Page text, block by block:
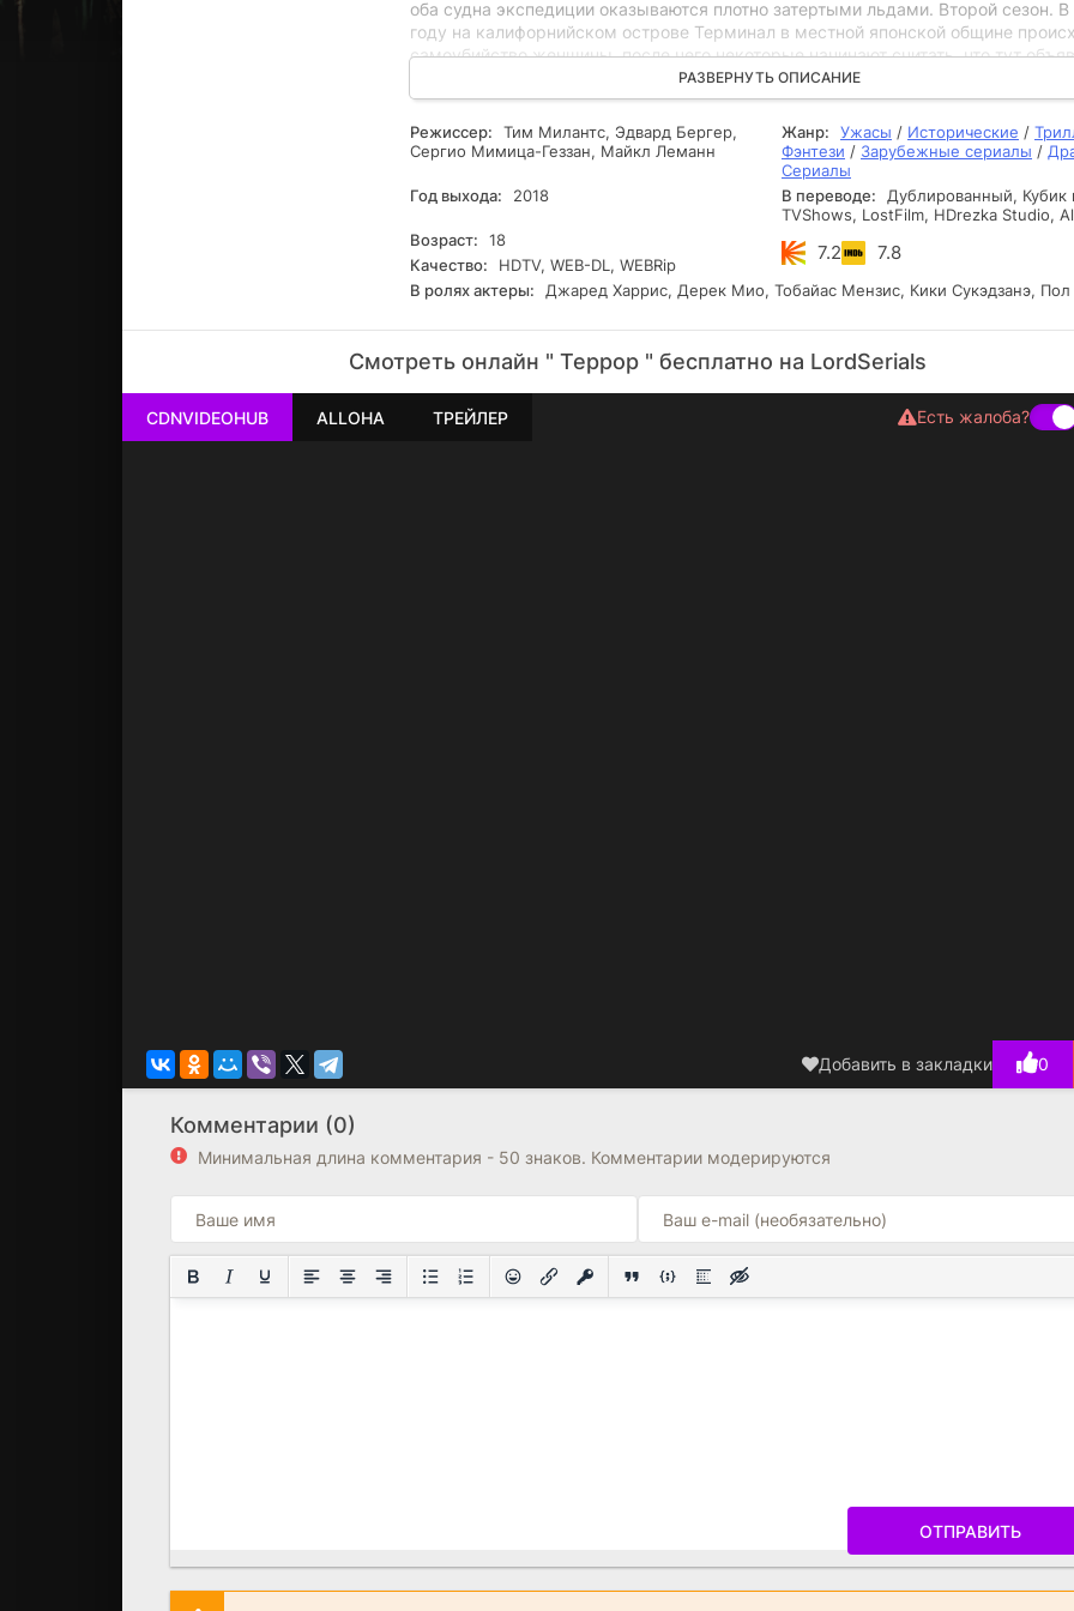
оба судна экспедиции оказываются плотно затертыми льдами. Второй сезон. В
году на калифорнийском острове Терминал в местной японской общине
самоубийство женщины, после чего некоторые начинают считать, что тут
бакэмоно — древняя нечисть, способная менять форму. В следующем году
президент США санкционирует интернирование, в результате около 120 тысяч
живших в Америке японцев насильственно выселяются с Тихоокеанского
в специальные лагеря. Вместе с интернированными туда пробирается и зло.
РАЗВЕРНУТЬ ОПИСАНИЕ
Режиссер:
Тим Милантс, Эдвард Бергер,
Сергио Мимица-Геззан, Майкл Леманн
Жанр: Ужасы / Исторические /
Фэнтези / Зарубежные сериалы /
Сериалы
Год выхода:
2018 В переводе:
Дублированный, Кубик
TVShows, LostFilm, HDrezka Studio,
Возраст:
18
7.2 7.8
Качество:
HDTV, WEB-DL, WEBRip
В ролях актеры:
Джаред Харрис, Дерек Мио, Тобайас Мензис, Кики Сукэдзанэ, Пол
Смотреть онлайн " Террор " бесплатно на LordSerials
РЕКЛАМА
РЕКЛАМА
РЕКЛАМА
РЕКЛАМА
CDNVIDEOHUB ALLOHA ТРЕЙЛЕР Есть жалоба?
Добавить в закладки 0
Комментарии (0)
Минимальная длина комментария - 50 знаков. Комментарии модерируются
ОТПРАВИТЬ